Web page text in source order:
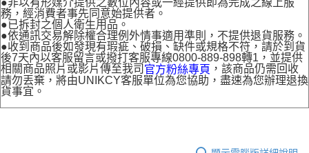
●非以有形媒介提供之數位內容或一經提供即為完成之線上服
務，經消費者事先同意始提供者。
●已拆封之個人衛生用品。
●依通訊交易解除權合理例外情事適用準則，不提供退貨服務。
●收到商品後如發現有瑕疵、破損、缺件或規格不符，請於到貨
後7天內以客服留言或撥打客服專線0800-889-898轉1，並提供
相關商品照片或影片傳至我司 官方粉絲專頁 ，該商品仍需回收
請勿丟棄，將由UNIKCY客服單位為您協助，盡速為您辦理退換
貨事宜。